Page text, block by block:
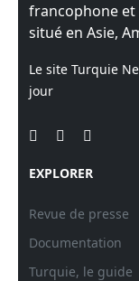
francophone et
situé en Asie,
Le site Turquie
jour
EXPLORER
Revue de presse
Documentation
Turquie, le guide